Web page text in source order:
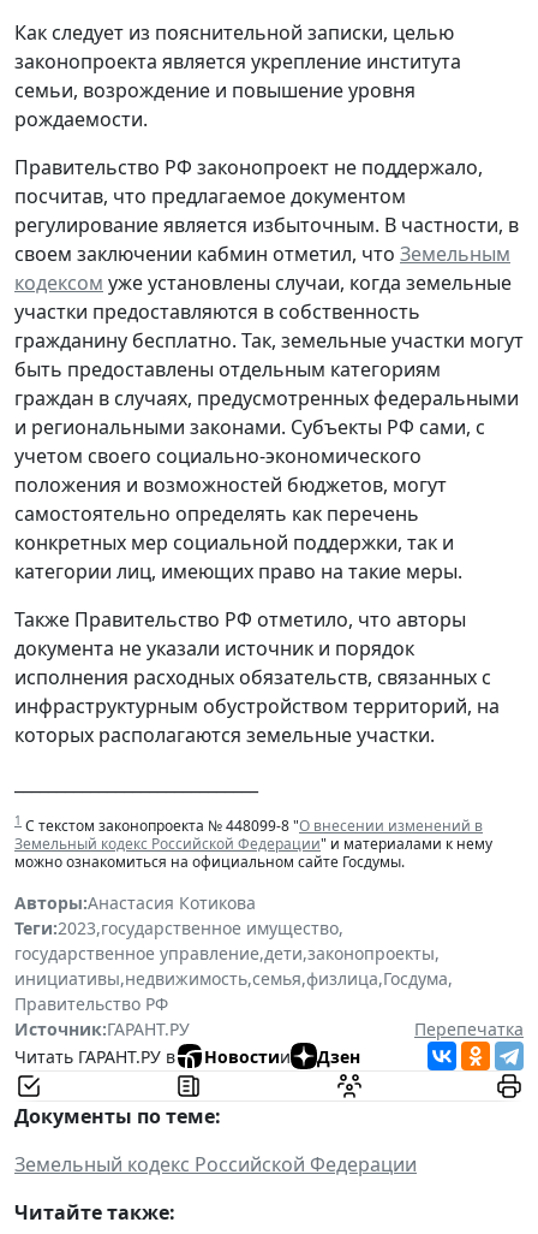
Как следует из пояснительной записки, целью
законопроекта является укрепление института
семьи, возрождение и повышение уровня
рождаемости.
Правительство РФ законопроект не поддержало,
посчитав, что предлагаемое документом
регулирование является избыточным. В частности, в
своем заключении кабмин отметил, что Земельным
кодексом уже установлены случаи, когда земельные
участки предоставляются в собственность
гражданину бесплатно. Так, земельные участки могут
быть предоставлены отдельным категориям
граждан в случаях, предусмотренных федеральными
и региональными законами. Субъекты РФ сами, с
учетом своего социально-экономического
положения и возможностей бюджетов, могут
самостоятельно определять как перечень
конкретных мер социальной поддержки, так и
категории лиц, имеющих право на такие меры.
Также Правительство РФ отметило, что авторы
документа не указали источник и порядок
исполнения расходных обязательств, связанных с
инфраструктурным обустройством территорий, на
которых располагаются земельные участки.
1 С текстом законопроекта № 448099-8 "О внесении изменений в
Земельный кодекс Российской Федерации" и материалами к нему
можно ознакомиться на официальном сайте Госдумы.
Авторы:Анастасия Котикова
Теги:2023,государственное имущество,
государственное управление,дети,законопроекты,
инициативы,недвижимость,семья,физлица,Госдума,
Правительство РФ
Источник:ГАРАНТ.РУ
Перепечатка
Читать ГАРАНТ.РУ в
Новостии Дзен
Документы по теме:
Земельный кодекс Российской Федерации
Читайте также: